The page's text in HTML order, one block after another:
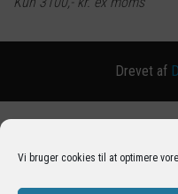
Vi bruger cookies til at optimere
Drevet af